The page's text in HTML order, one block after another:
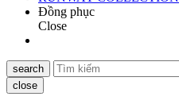
Đồng phục
Close
search
close